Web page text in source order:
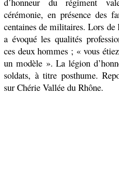
cérémonie, en présence des
centaines de militaires. Lors
a évoqué les qualités
ces deux hommes ; « vous
un modèle ». La légion
soldats, à titre posthume.
sur Chérie Vallée du Rhône.